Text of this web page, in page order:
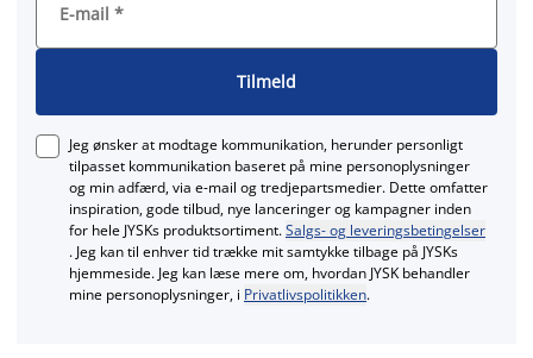
E-mail *
Tilmeld
Jeg ønsker at modtage kommunikation, herunder personligt
tilpasset kommunikation baseret på mine personoplysninger
og min adfærd, via e‑mail og tredjepartsmedier. Dette omfatter
inspiration, gode tilbud, nye lanceringer og kampagner inden
for hele JYSKs produktsortiment.Salgs- og leveringsbetingelser
. Jeg kan til enhver tid trække mit samtykke tilbage på JYSKs
hjemmeside. Jeg kan læse mere om, hvordan JYSK behandler
mine personoplysninger, i Privatlivspolitikken.